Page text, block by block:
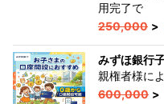
用完了で
250,000 >
みずほ銀行
親権者様に
600,000 >